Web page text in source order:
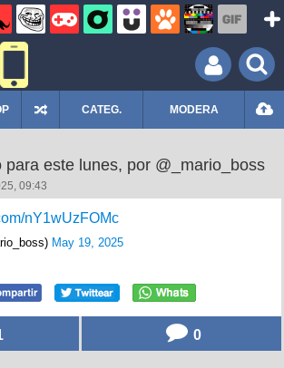
CATEG. MODERA
para este lunes, por @_mario_boss
09:43
nY1wUzFOMc
May 19, 2025
0